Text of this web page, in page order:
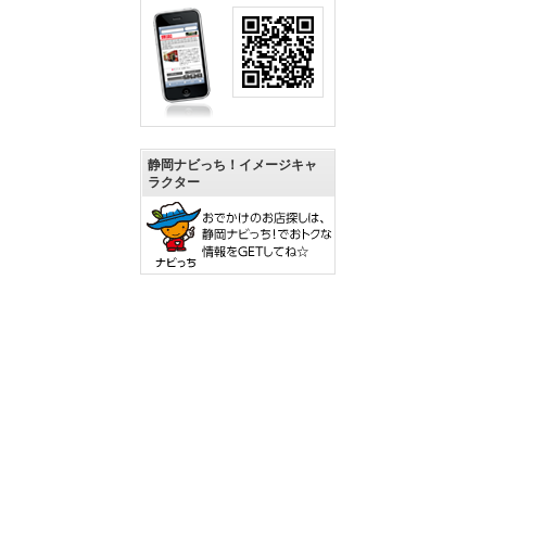
静岡ナビっち！イメージキャ
ラクター